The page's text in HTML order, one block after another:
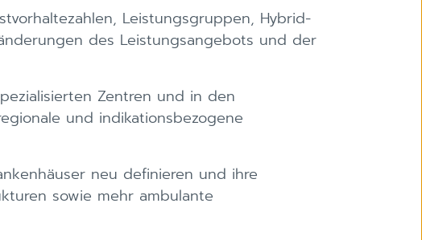
Leistungsgruppen, Hybrid-
des Leistungsangebots und der
Zentren und in den
und indikationsbezogene
neu definieren und ihre
sowie mehr ambulante